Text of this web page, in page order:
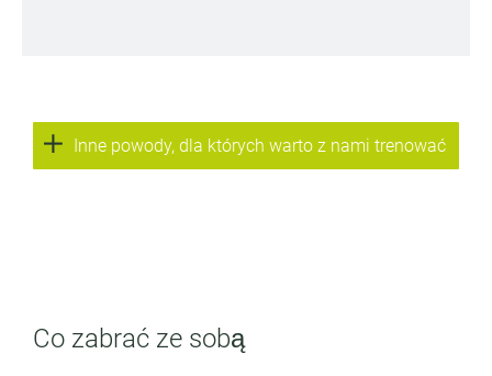
Inne powody, dla których warto z nami trenować
Co zabrać ze sobą